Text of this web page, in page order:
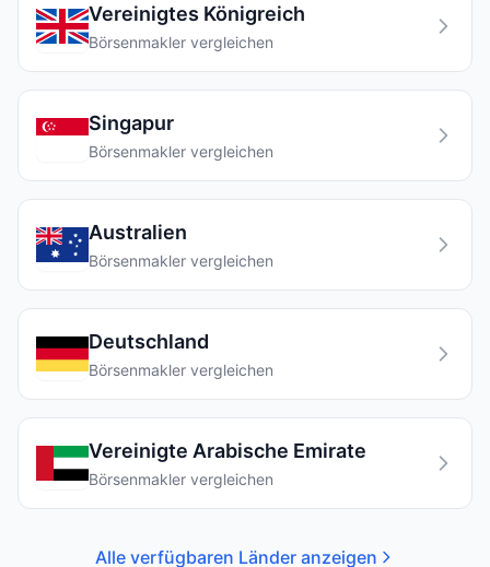
Vereinigtes Königreich
Börsenmakler vergleichen
Singapur
Börsenmakler vergleichen
Australien
Börsenmakler vergleichen
Deutschland
Börsenmakler vergleichen
Vereinigte Arabische Emirate
Börsenmakler vergleichen
Alle verfügbaren Länder anzeigen